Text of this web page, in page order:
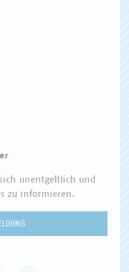
unentgeltlich und
zu informieren.